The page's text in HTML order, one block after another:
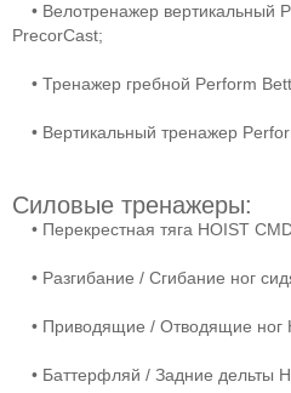
• Велотренажер вертикальный
PrecorCast;
• Тренажер гребной Perform
• Вертикальный тренажер
Силовые тренажеры:
• Перекрестная тяга HOIST
• Разгибание / Сгибание ног
• Приводящие / Отводящие ног
• Баттерфляй / Задние дельты